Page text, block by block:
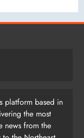
platform based in
the most
news from the